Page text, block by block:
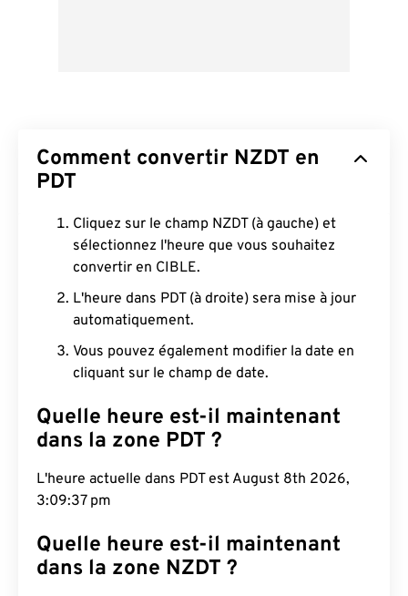
Comment convertir NZDT en
PDT
Cliquez sur le champ NZDT (à gauche) et
sélectionnez l'heure que vous souhaitez
convertir en CIBLE.
L'heure dans PDT (à droite) sera mise à jour
automatiquement.
Vous pouvez également modifier la date en
cliquant sur le champ de date.
Quelle heure est-il maintenant
dans la zone PDT ?
L'heure actuelle dans PDT est August 8th 2026,
3:09:38 pm
Quelle heure est-il maintenant
dans la zone NZDT ?